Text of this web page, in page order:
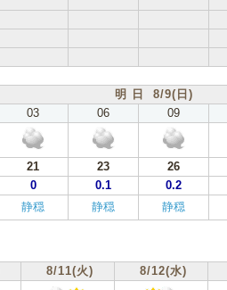
明 日 8/9(日)
03 06 09
21 23 26
0 0.1 0.2
静穏 静穏 静穏
8/11(火) 8/12(水)